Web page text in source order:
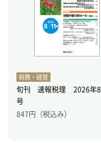
税務・経営
旬刊 速報税理 2026年8
号
847円（税込み）